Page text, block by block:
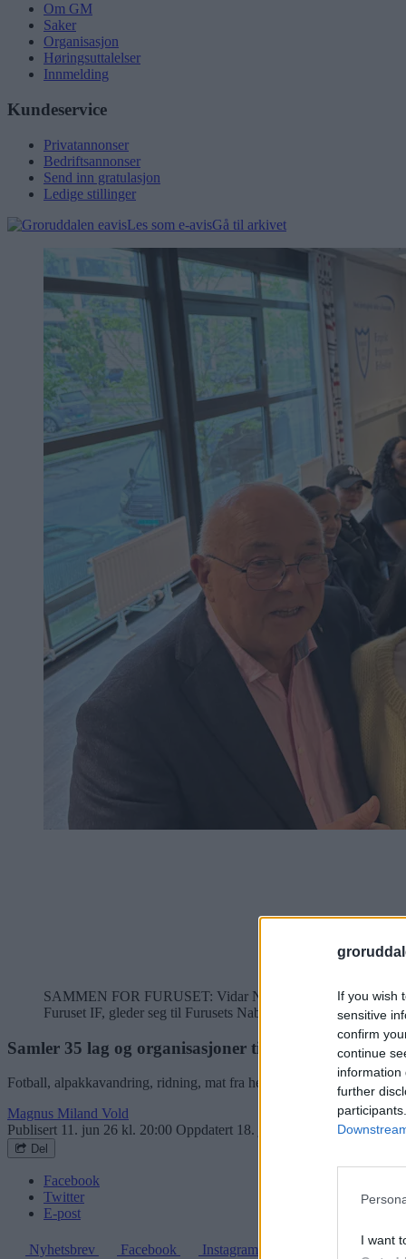
If you wish
sensitive
confirm
continue
information
further
I want
Om GM
Saker
Organisasjon
Høringsuttalelser
Innmelding
Kundeservice
Privatannonser
Bedriftsannonser
Send inn gratulasjon
Ledige stillinger
Les som e-avisGå til arkivet
SAMMEN FOR FURUSET: Vidar Noreng (t.v.) fra Furuset
Furuset IF, gleder seg til Furusets Nabolagsfestival. I
Samler 35 lag og organisasjoner til folkefest på
Fotball, alpakkavandring, ridning, mat fra hele verden og aktiviteter
Magnus Miland Vold
Publisert 11. jun 26 kl. 20:00 Oppdatert 18. jun 26 kl. 18:30
Del
Facebook
Twitter
E-post
Nyhetsbrev Facebook
Instagram